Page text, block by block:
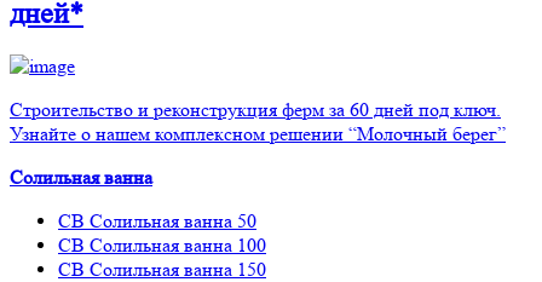
дней*
Строительство и реконструкция ферм за 60 дней под ключ.
Узнайте о нашем комплексном решении “Молочный берег”
Солильная ванна
СВ Солильная ванна 50
СВ Солильная ванна 100
СВ Солильная ванна 150